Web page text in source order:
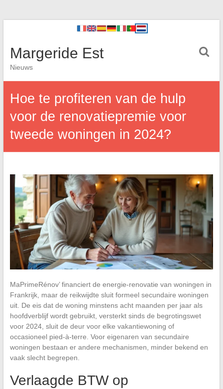
Margeride Est
Nieuws
Hoe te profiteren van de hulp
voor de renovatiepremie voor
tweede woningen in 2024?
MaPrimeRénov’ financiert de energie-renovatie van woningen in
Frankrijk, maar de reikwijdte sluit formeel secundaire woningen
uit. De eis dat de woning minstens acht maanden per jaar als
hoofdverblijf wordt gebruikt, versterkt sinds de begrotingswet
voor 2024, sluit de deur voor elke vakantiewoning of
occasioneel pied-à-terre. Voor eigenaren van secundaire
woningen bestaan er andere mechanismen, minder bekend en
vaak slecht begrepen.
Verlaagde BTW op